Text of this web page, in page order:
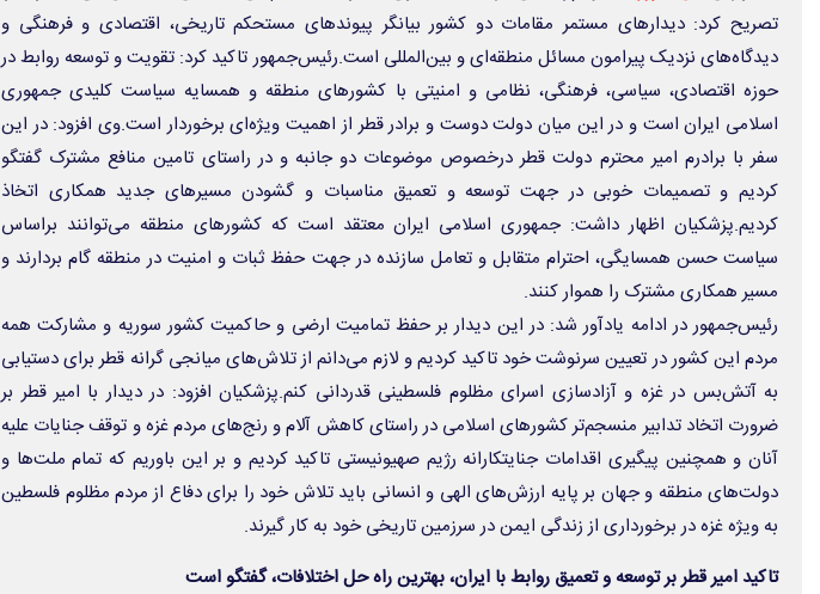
تصریح کرد: دیدارهای مستمر مقامات دو کشور بیانگر پیوندهای مستحکم تاریخی، اقتصادی و فرهنگی و
دیدگاه‌های نزدیک پیرامون مسائل منطقه‌ای و بین‌المللی است.رئیس‌جمهور تاکید کرد: تقویت و توسعه روابط در
حوزه اقتصادی، سیاسی، فرهنگی، نظامی و امنیتی با کشورهای منطقه و همسایه سیاست کلیدی جمهوری
اسلامی ایران است و در این میان دولت دوست و برادر قطر از اهمیت ویژه‌ای برخوردار است.وی افزود: در این
سفر با برادرم امیر محترم دولت قطر درخصوص موضوعات دو جانبه و در راستای تامین منافع مشترک گفتگو
کردیم و تصمیمات خوبی در جهت توسعه و تعمیق مناسبات و گشودن مسیرهای جدید همکاری اتخاذ
کردیم.پزشکیان اظهار داشت: جمهوری اسلامی ایران معتقد است که کشورهای منطقه می‌توانند براساس
سیاست حسن همسایگی، احترام متقابل و تعامل سازنده در جهت حفظ ثبات و امنیت در منطقه گام بردارند و
مسیر همکاری مشترک را هموار کنند.
رئیس‌جمهور در ادامه یادآور شد: در این دیدار بر حفظ تمامیت ارضی و حاکمیت کشور سوریه و مشارکت همه
مردم این کشور در تعیین سرنوشت خود تاکید کردیم و لازم می‌دانم از تلاش‌های میانجی گرانه قطر برای دستیابی
به آتش‌بس در غزه و آزادسازی اسرای مظلوم فلسطینی قدردانی کنم.پزشکیان افزود: در دیدار با امیر قطر بر
ضرورت اتخاد تدابیر منسجم‌تر کشورهای اسلامی در راستای کاهش آلام و رنج‌های مردم غزه و توقف جنایات علیه
آنان و همچنین پیگیری اقدامات جنایتکارانه رژیم صهیونیستی تاکید کردیم و بر این باوریم که تمام ملت‌ها و
دولت‌های منطقه و جهان بر پایه ارزش‌های الهی و انسانی باید تلاش خود را برای دفاع از مردم مظلوم فلسطین
به ویژه غزه در برخورداری از زندگی ایمن در سرزمین تاریخی خود به کار گیرند.
تاکید امیر قطر بر توسعه و تعمیق روابط با ایران، بهترین راه حل اختلافات، گفتگو است